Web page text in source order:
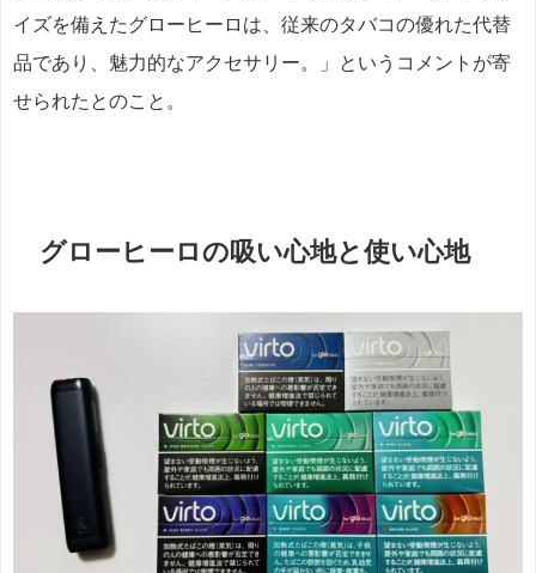
イズを備えたグローヒーロは、従来のタバコの優れた代替
品であり、魅力的なアクセサリー。」というコメントが寄
せられたとのこと。
グローヒーロの吸い心地と使い心地